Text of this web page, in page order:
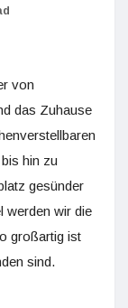
von
das Zuhause
hin zu
gesünder
werden wir die
großartig ist
sind.